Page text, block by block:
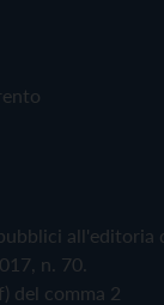
all'editoria
n. 70.
del comma 2